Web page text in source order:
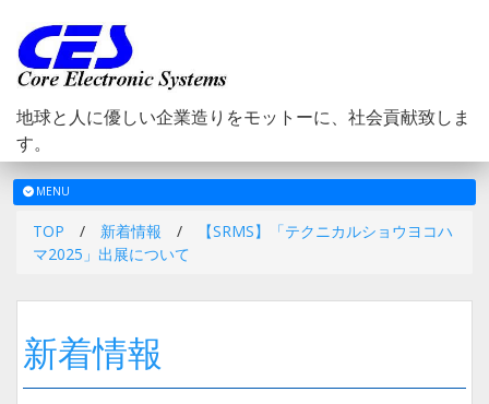
地球と人に優しい企業造りをモットーに、社会貢献致しま
す。
メ
ニ
MENU
TOP / 新着情報 /
【SRMS】「テクニカルショウヨコハ
マ2025」出展について
新着情報